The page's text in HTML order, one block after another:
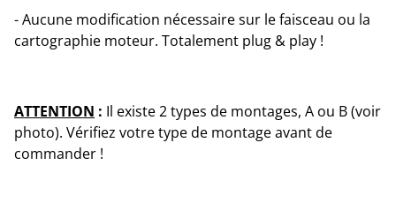
- Aucune modification nécessaire sur le faisceau ou la
cartographie moteur. Totalement plug & play !
ATTENTION : Il existe 2 types de montages, A ou B (voir
photo). Vérifiez votre type de montage avant de
commander !